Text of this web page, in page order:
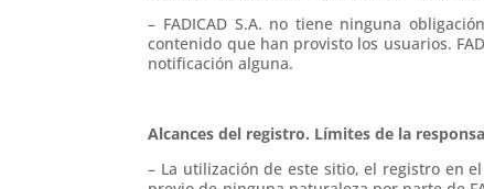
– FADICAD S.A. no tiene ninguna
contenido que han provisto los usuarios.
notificación alguna.
Alcances del registro. Límites de la
– La utilización de este sitio, el registro en